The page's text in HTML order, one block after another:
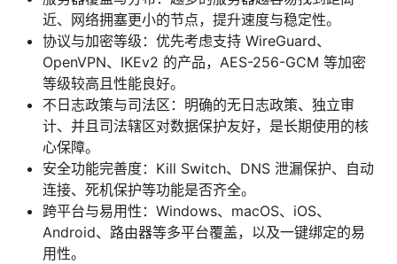
近、网络拥塞更小的节点，提升速度与稳定性。
协议与加密等级：优先考虑支持 WireGuard、
OpenVPN、IKEv2 的产品，AES-256-GCM 等加密
等级较高且性能良好。
不日志政策与司法区：明确的无日志政策、独立审
计、并且司法辖区对数据保护友好，是长期使用的核
心保障。
安全功能完善度：Kill Switch、DNS 泄漏保护、自动
连接、死机保护等功能是否齐全。
跨平台与易用性：Windows、macOS、iOS、
Android、路由器等多平台覆盖，以及一键绑定的易
用性。